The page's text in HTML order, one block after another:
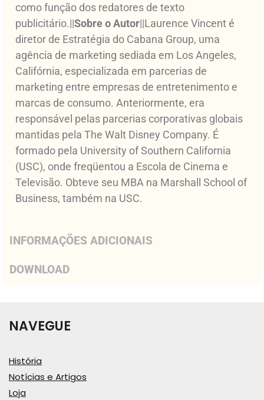
como função dos redatores de texto
publicitário.||Sobre o Autor||Laurence Vincent é
diretor de Estratégia do Cabana Group, uma
agência de marketing sediada em Los Angeles,
Califórnia, especializada em parcerias de
marketing entre empresas de entretenimento e
marcas de consumo. Anteriormente, era
responsável pelas parcerias corporativas globais
mantidas pela The Walt Disney Company. É
formado pela University of Southern California
(USC), onde freqüentou a Escola de Cinema e
Televisão. Obteve seu MBA na Marshall School of
Business, também na USC.
INFORMAÇÕES ADICIONAIS
DOWNLOAD
NAVEGUE
História
Notícias e Artigos
Loja